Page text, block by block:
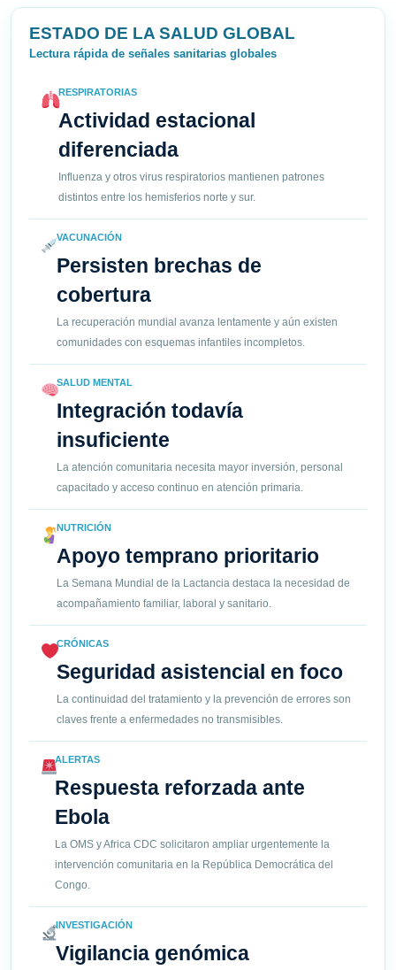
ESTADO DE LA SALUD GLOBAL
Lectura rápida de señales sanitarias globales
RESPIRATORIAS
Actividad estacional
diferenciada
Influenza y otros virus respiratorios mantienen patrones
distintos entre los hemisferios norte y sur.
VACUNACIÓN
Persisten brechas de
cobertura
La recuperación mundial avanza lentamente y aún existen
comunidades con esquemas infantiles incompletos.
SALUD MENTAL
Integración todavía
insuficiente
La atención comunitaria necesita mayor inversión, personal
capacitado y acceso continuo en atención primaria.
NUTRICIÓN
Apoyo temprano prioritario
La Semana Mundial de la Lactancia destaca la necesidad de
acompañamiento familiar, laboral y sanitario.
CRÓNICAS
Seguridad asistencial en foco
La continuidad del tratamiento y la prevención de errores son
claves frente a enfermedades no transmisibles.
ALERTAS
Respuesta reforzada ante
Ebola
La OMS y Africa CDC solicitaron ampliar urgentemente la
intervención comunitaria en la República Democrática del
Congo.
INVESTIGACIÓN
Vigilancia genómica